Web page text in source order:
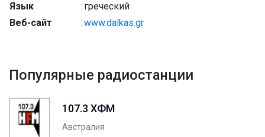
Язык
: греческий
Веб-сайт
:www.dalkas.gr
Популярные радиостанции
107.3 ХФМ
Австралия